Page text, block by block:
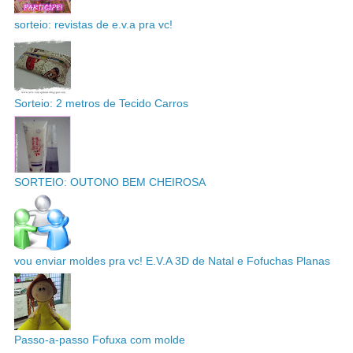
sorteio: revistas de e.v.a pra vc!
Sorteio: 2 metros de Tecido Carros
SORTEIO: OUTONO BEM CHEIROSA
vou enviar moldes pra vc! E.V.A 3D de Natal e Fofuchas Planas
Passo-a-passo Fofuxa com molde